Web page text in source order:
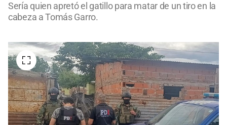
Sería quien apretó el gatillo para matar de un tiro en la
cabeza a Tomás Garro.